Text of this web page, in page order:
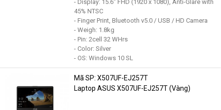
- Display: 15.6" FHD (1920 x 1080), Anti-Glare with
45% NTSC
- Finger Print, Bluetooth v5.0 / USB / HD Camera
- Weigh: 1.8kg
- Pin: 2cell 32 WHrs
- Color: Silver
- OS: Windows 10 SL
Mã SP: X507UF-EJ257T
Laptop ASUS X507UF-EJ257T (Vàng)